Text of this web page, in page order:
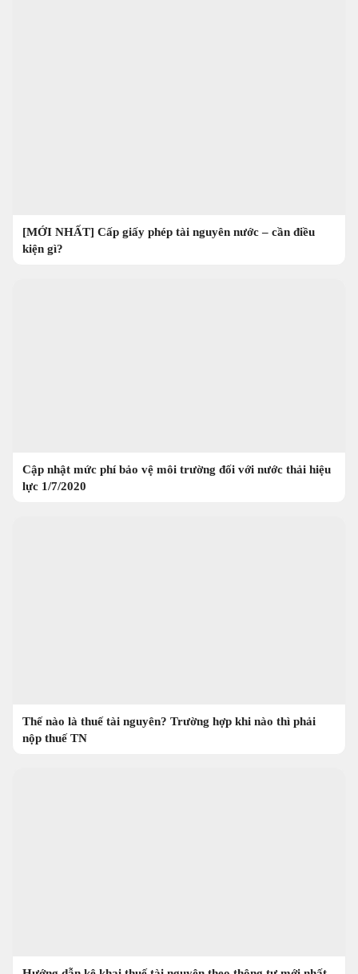
[MỚI NHẤT] Cấp giấy phép tài nguyên nước – cần điều
kiện gì?
Cập nhật mức phí bảo vệ môi trường đối với nước thải hiệu
lực 1/7/2020
Thế nào là thuế tài nguyên? Trường hợp khi nào thì phải
nộp thuế TN